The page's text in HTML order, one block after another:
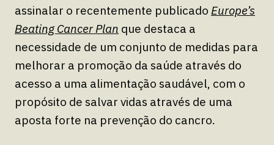
assinalar o recentemente publicado Europe’s
Beating Cancer Plan que destaca a
necessidade de um conjunto de medidas para
melhorar a promoção da saúde através do
acesso a uma alimentação saudável, com o
propósito de salvar vidas através de uma
aposta forte na prevenção do cancro.